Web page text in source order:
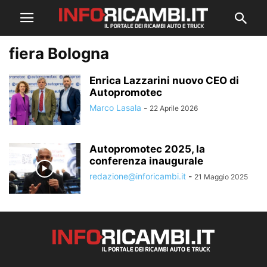
fiera Bologna
Enrica Lazzarini nuovo CEO di
Autopromotec
Marco Lasala - 22 Aprile 2026
Autopromotec 2025, la
conferenza inaugurale
redazione@inforicambi.it - 21 Maggio 2025